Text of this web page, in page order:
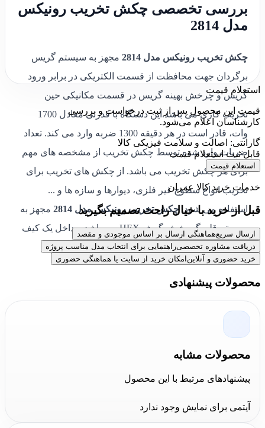
بررسی تخصصی چکش تخریب رونیکس
مدل 2814
چکش تخریب رونیکس مدل 2814
مجهز به سیستم گریس
برگردان جهت محافظت از قسمت الکتریکی در برابر ورود
گریس و چرخش بهینه گریس در قسمت مکانیکی حین
تخریب کاری می باشد.این دستگاه با قدرتی معادل 1700
وات، قادر است در هر دقیقه 1300 ضربه وارد می کند. تعداد
ضربات وارد شده توسط چکش تخریب از مشخصه های مهم
برای هر چکش تخریب می باشد. از چکش های تخریب برای
تخریب انواع سطوح غیر فلزی، دیوارها و سازه ها و ...
استفاده می شود. چکش تخریب رونیکس مدل 2814
مجهز به
سیستم قلم گیر شش گوش HEX می باشد و داخل یک کیف
مقاوم و چرخ دار جهت حمل آسان قرار دارد.
خرید و قیمت
استعلام قیمت
قیمت این محصول پس از ثبت درخواست و بررسی
کارشناسان اعلام می‌شود.
گارانتی: اصالت و سلامت فیزیکی کالا
قابل ثبت استعلام قیمت
استعلام قیمت
خدمات خرید کالا عمران
قبل از خرید با خیال راحت تصمیم بگیرید
ارسال سریعهماهنگی ارسال بر اساس موجودی و مقصد
دریافت مشاوره تخصصیراهنمایی برای انتخاب مدل مناسب پروژه
خرید حضوری و آنلاین امکان خرید از سایت یا هماهنگی حضوری
محصولات پیشنهادی
محصولات مشابه
پیشنهادهای مرتبط با این محصول
آیتمی برای نمایش وجود ندارد